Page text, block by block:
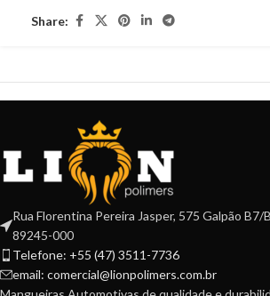
Share:
Rua Florentina Pereira Jasper, 575 Galpão B7/
89245-000
Telefone: +55 (47) 3511-7736
email: comercial@lionpolimers.com.br